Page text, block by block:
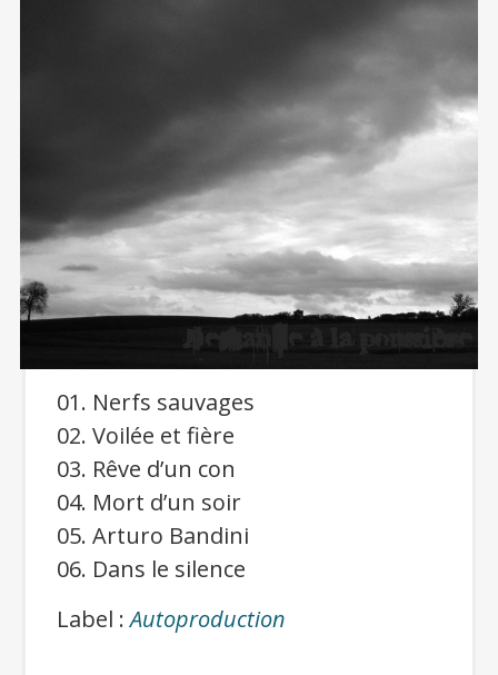
D
groupe dans lequel
officiaitRital DM
, l’un des
éminents membres de
l’association.
Une sympathique
chronique à lire à cette adresse :
ShootMeAgain.com.
01. Nerfs sauvages
02. Voilée et fière
03. Rêve d’un con
04. Mort d’un soir
05. Arturo Bandini
06. Dans le silence
Label :Autoproduction